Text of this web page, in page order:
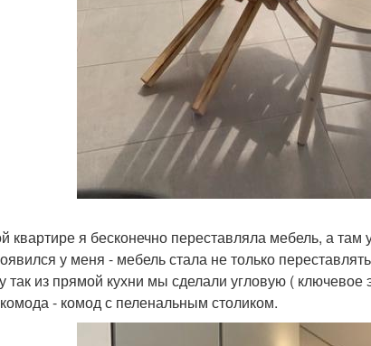
квартире я бесконечно переставляла мебель, а
у меня - мебель стала не только
так из прямой кухни мы сделали угловую (
- комод с пеленальным столиком.